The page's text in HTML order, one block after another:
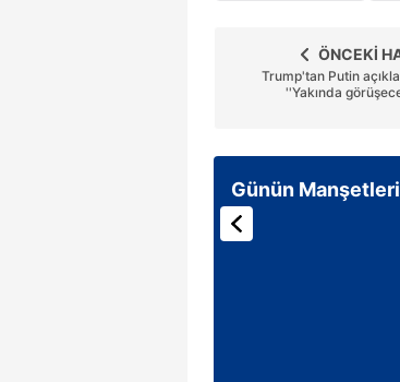
mevzuata uygun
ÖNCEKİ
Trump'tan Putin
''Yakında
Günün Manşetleri